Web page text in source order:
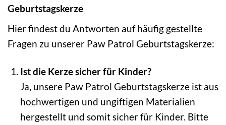
Geburtstagskerze
Hier findest du Antworten auf häufig gestellte
Fragen zu unserer Paw Patrol Geburtstagskerze:
Ist die Kerze sicher für Kinder?
Ja, unsere Paw Patrol Geburtstagskerze ist aus
hochwertigen und ungiftigen Materialien
hergestellt und somit sicher für Kinder. Bitte